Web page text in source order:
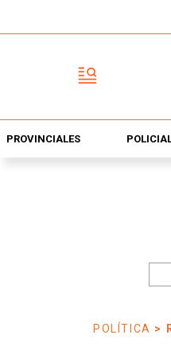
PROVINCIALES
POLÍTICA >